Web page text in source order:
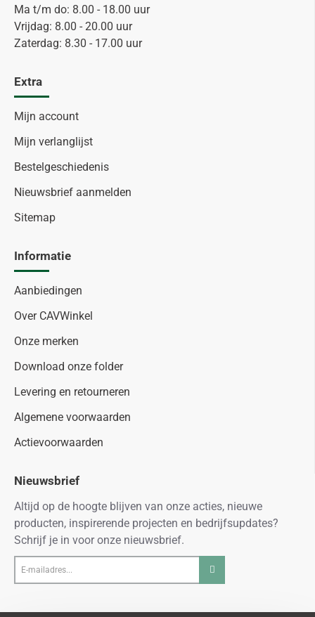
Ma t/m do: 8.00 - 18.00 uur
Vrijdag: 8.00 - 20.00 uur
Zaterdag: 8.30 - 17.00 uur
Extra
Mijn account
Mijn verlanglijst
Bestelgeschiedenis
Nieuwsbrief aanmelden
Sitemap
Informatie
Aanbiedingen
Over CAVWinkel
Onze merken
Download onze folder
Levering en retourneren
Algemene voorwaarden
Actievoorwaarden
Nieuwsbrief
Altijd op de hoogte blijven van onze acties, nieuwe
producten, inspirerende projecten en bedrijfsupdates?
Schrijf je in voor onze nieuwsbrief.
mailadres...